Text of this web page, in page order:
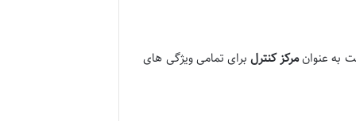
به عنوانمرکز کنترل برای تمامی ویژگی های